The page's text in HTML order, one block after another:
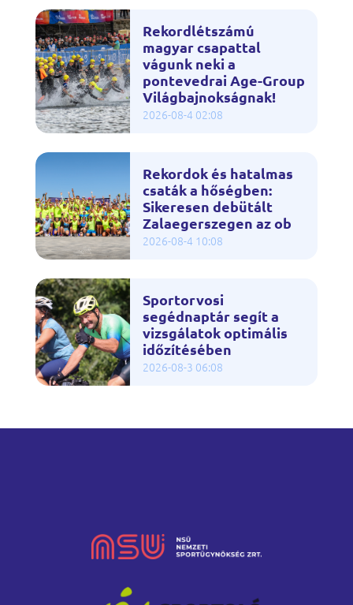
Rekordlétszámú
magyar csapattal
vágunk neki a
pontevedrai Age-Group
Világbajnokságnak!
2026-08-4 02:08
Rekordok és hatalmas
csaták a hőségben:
Sikeresen debütált
Zalaegerszegen az ob
2026-08-4 10:08
Sportorvosi
segédnaptár segít a
vizsgálatok optimális
időzítésében
2026-08-3 06:08